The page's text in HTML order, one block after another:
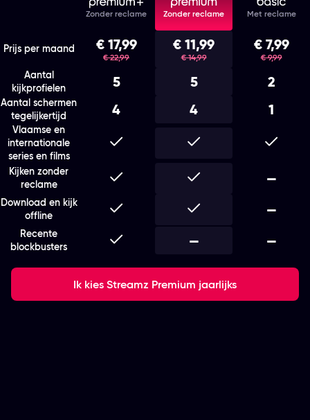
Kies het abonnement en de looptijd die bij je past
Zonder reclame Zonder reclame Met reclame
Prijs per maand € 17,99
was
€ 22,99
€ 11,99
was
€ 14,99
€ 7,99
was
€ 9,99
Aantal
kijkprofielen
5 5 2
Aantal schermen
tegelijkertijd
4 4 1
Vlaamse en
internationale
series en films
Inbegrepen Inbegrepen
Kijken zonder
reclame
Inbegrepen Inbegrepen Niet
—
Download en kijk
offline
Inbegrepen Inbegrepen Niet
—
Recente
blockbusters
Inbegrepen Niet inbegrepen
— Niet
—
Ik kies Streamz Premium jaarlijks